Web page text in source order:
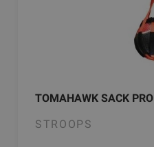
TOMAHAWK SACK PRO
STROOPS